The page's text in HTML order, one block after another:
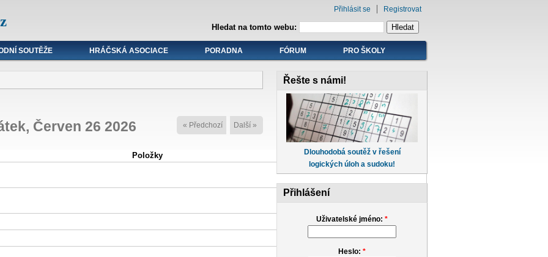
Hledat na tomto webu:
Přihlásit se Registrovat
SOUTĚŽE HRÁČSKÁ ASOCIACE PORADNA FÓRUM PRO ŠKOLY
« Předchozí
Červen 26 2026 Další »
Položky
Řešte s námi!
Dlouhodobá soutěž v řešení
logických úloh a sudoku!
Přihlášení
Uživatelské jméno: *
Heslo: *